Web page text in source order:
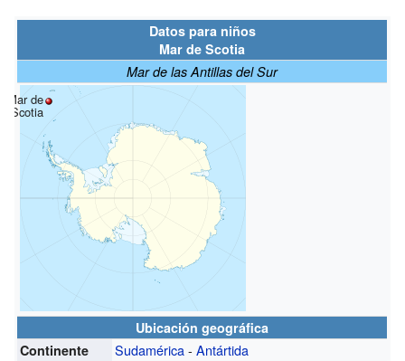
Datos para niños
Mar de Scotia
Mar de las Antillas del Sur
Mar de
Scotia
Ubicación geográfica
Continente
Sudamérica-Antártida